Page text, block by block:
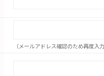
（メールアドレス確認のため再度入